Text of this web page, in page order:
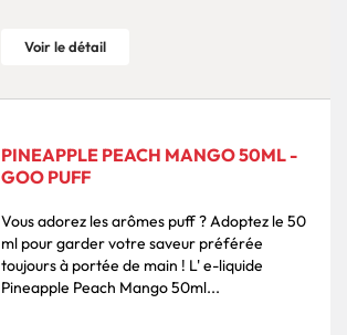
Voir le détail
PINEAPPLE PEACH MANGO 50ML -
GOO PUFF
Vous adorez les arômes puff ? Adoptez le 50
ml pour garder votre saveur préférée
toujours à portée de main ! L' e-liquide
Pineapple Peach Mango 50ml...